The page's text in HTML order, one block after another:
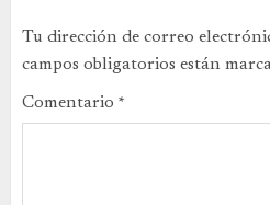
Tu dirección de correo
campos obligatorios están
Comentario *